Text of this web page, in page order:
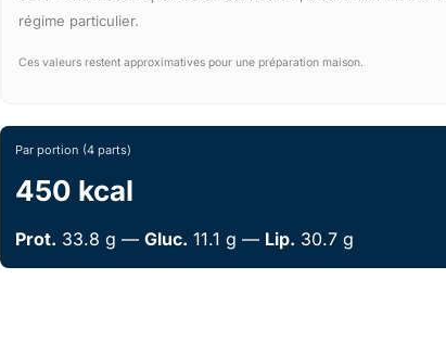
régime particulier.
Ces valeurs restent approximatives pour une préparation maison.
Par portion (4 parts)
450 kcal
Prot. 33.8 g —Gluc. 11.1 g — Lip. 30.7 g